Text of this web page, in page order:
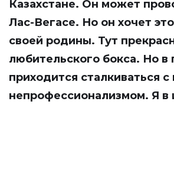
Казахстане. Он может
Лас-Вегасе. Но он хочет
своей родины. Тут
любительского бокса. Но в
приходится сталкиваться с
непрофессионализмом. Я в